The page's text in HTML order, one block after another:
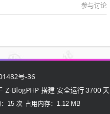
参与讨论
号-36
Z-BlogPHP 搭建 安全运行3700 天
15 次 占用内存：1.12 MB